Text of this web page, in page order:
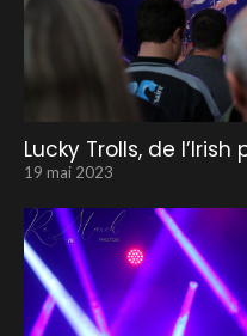
Lucky Trolls, de
19 mai 2023